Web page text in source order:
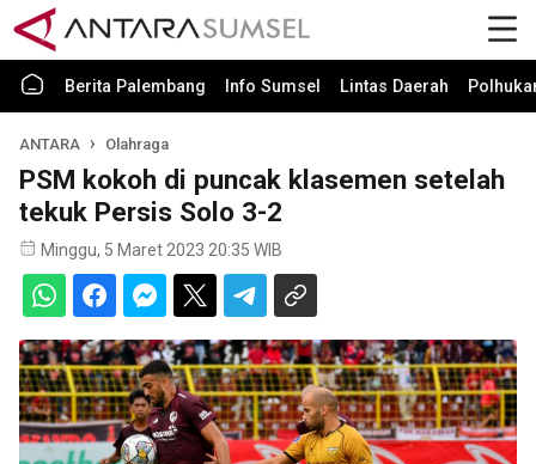
Berita Palembang Info Sumsel Lintas Daerah
ANTARA Olahraga
PSM kokoh di puncak klasemen setelah
tekuk Persis Solo 3-2
Minggu, 5 Maret 2023 20:35 WIB